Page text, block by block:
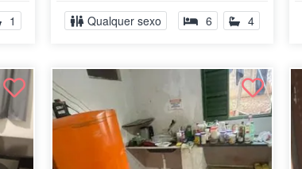
1
quar...
Qualquer sexo 6 4